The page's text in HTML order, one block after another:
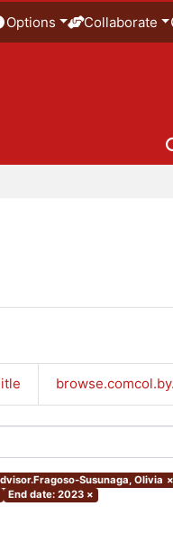
Options Collaborate
Susunaga, Olivia ×
End date: 2023 ×